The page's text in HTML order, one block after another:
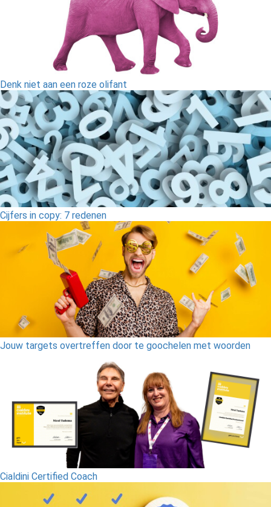
Denk niet aan een roze olifant
Cijfers in copy: 7 redenen
Jouw targets overtreffen door te goochelen met woorden
Cialdini Certified Coach